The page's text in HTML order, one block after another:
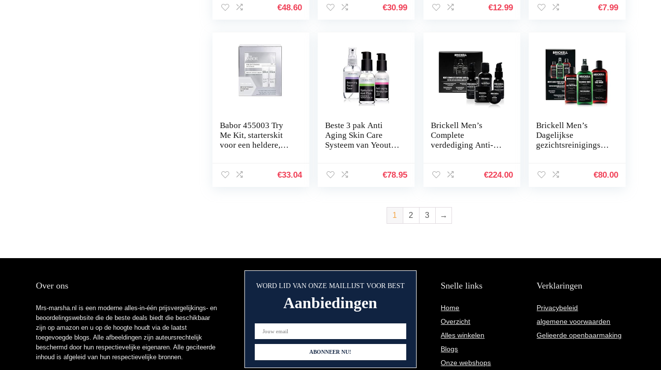
€48.60
behandeling DIY€30.99
vlekjes, puistjes en
€12.99
een vette, acne…
€7.99
Babor 455003 Try
Me Kit, starterskit
voor een heldere,
delen
€33.04
Beste 3 pak Anti
Aging Skin Care
Systeem van Yeouth,
Hyaluronzuur Serum,
€78.95
Brickell Men’s
Complete
verdediging Anti-
C Day and Night
€224.00
Brickell Men’s
Dagelijkse
gezichtsreinigingsro
(geurend)
€80.00
1 2 3 →
Over ons
Mrs-marsha.nl is een moderne alles-in-één prijsvergelijkings- en
beoordelingswebsite die de beste deals biedt die beschikbaar
zijn op amazon en u op de hoogte houdt via de laatst
toegevoegde blogs. Alle afbeeldingen zijn auteursrechtelijk
beschermd door hun respectievelijke eigenaren. Alle geciteerde
inhoud is afgeleid van hun respectievelijke bronnen.
WORD LID VAN ONZE MAILLIJST VOOR BEST
Aanbiedingen
Snelle links
Home
Overzicht
Alles winkelen
Blogs
Onze webshops
Verklaringen
Privacybeleid
algemene voorwaarden
Gelieerde openbaarmaking